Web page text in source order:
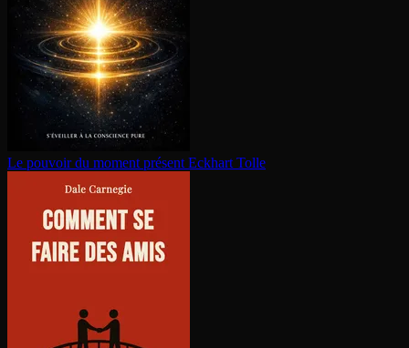
Le pouvoir du moment présent Eckhart Tolle